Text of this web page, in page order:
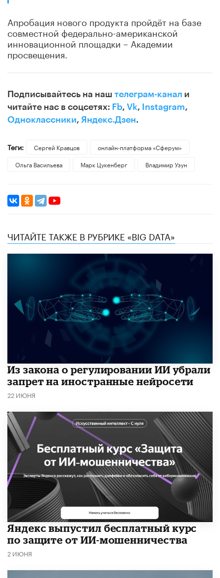
Апробация нового продукта пройдёт на базе
совместной федерально-американской
инновационной площадки – Академии
просвещения.
Подписывайтесь на наш телеграм-канал и
читайте нас в соцсетях: Fb, Vk, Instagram,
Одноклассники, Яндекс.Дзен.
Теги: Сергей Кравцов
онлайн-платформа «Сферум»
Ольга Васильева
Марк Цукенберг Владимир Узун
ЧИТАЙТЕ ТАКЖЕ В РУБРИКЕ «BIG DATA»
Из закона о регулировании ИИ убрали
запрет на иностранные нейросети
22 ИЮНЯ
​Яндекс выпустил бесплатный курс
по защите от ИИ-мошенничества
2 ИЮНЯ